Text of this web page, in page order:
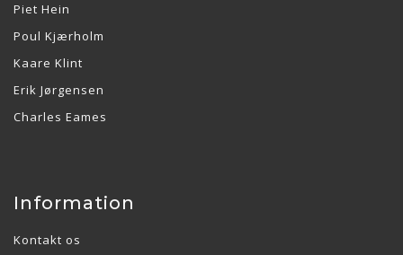
Piet Hein
Poul Kjærholm
Kaare Klint
Erik Jørgensen
Charles Eames
Information
Kontakt os